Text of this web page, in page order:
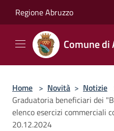
Regione Abruzzo
Comune di
Home > Novità > Notizie
Graduatoria beneficiari dei
elenco esercizi commerciali
20.12.2024